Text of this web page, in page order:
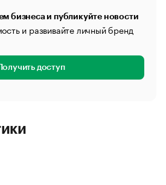
бизнеса и публикуйте новости
и развивайте личный бренд
Получить доступ